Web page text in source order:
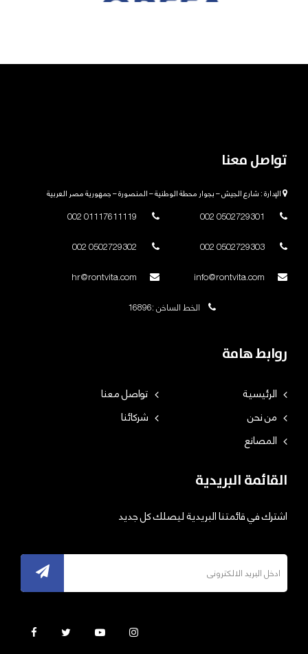
تواصل معنا
الإدارة : شارع الجيش – بجوار محطة الوطنية – المنصورة – جمهورية مصر العربية
الخط الساخن :16896
روابط هامة
الرئيسية
تواصل معنا
من نحن
شركائنا
المصانع
القائمة البريدية
اشترك في قائمتنا البريدية ليصلك كل جديد